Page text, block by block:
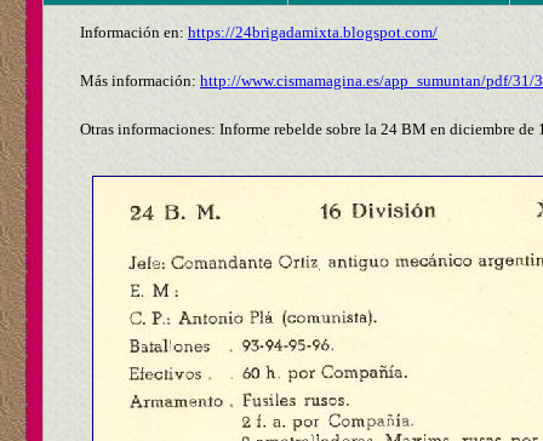
Información en: https://24brigadamixta.blogspot.com/
Más información: http://www.cismamagina.es/app_sumuntan/pdf/31/
Otras informaciones: Informe rebelde sobre la 24 BM en diciembre de